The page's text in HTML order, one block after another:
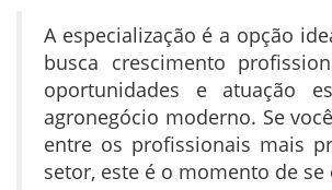
A especialização é a opção
busca crescimento
oportunidades e atuação
agronegócio moderno. Se
entre os profissionais mais
setor, este é o momento de